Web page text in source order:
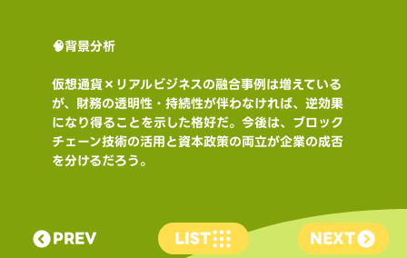
🧠背景分析
仮想通貨×リアルビジネスの融合事例は増えている
が、財務の透明性・持続性が伴わなければ、逆効果
になり得ることを示した格好だ。今後は、ブロック
チェーン技術の活用と資本政策の両立が企業の成否
を分けるだろう。
PREV LIST NEXT